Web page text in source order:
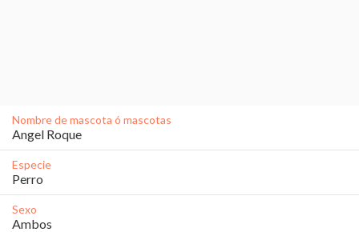
Nombre de mascota ó mascotas
Angel Roque
Especie
Perro
Sexo
Ambos